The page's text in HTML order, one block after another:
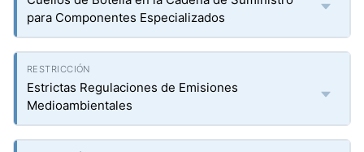
para Componentes Especializados
Estrictas Regulaciones de Emisiones
Medioambientales